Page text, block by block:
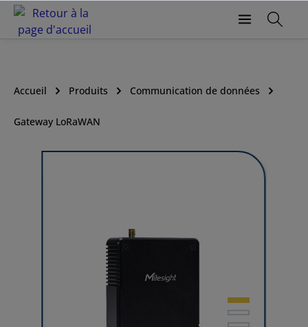
Accueil Produits Communication de données
Gateway LoRaWAN